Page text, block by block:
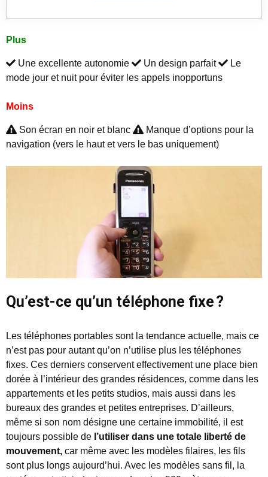
Plus
Une excellente autonomie Un design parfait
Le
mode jour et nuit pour éviter les appels inopportuns
Moins
Son écran en noir et blanc
Manque d’options pour la
navigation (vers le haut et vers le bas uniquement)
Qu’est-ce qu’un téléphone fixe ?
Les téléphones portables sont la tendance actuelle, mais ce
n’est pas pour autant qu’on n’utilise plus les téléphones
fixes. Ces derniers conservent effectivement une place bien
dorée à l’intérieur des grandes résidences, comme dans les
appartements et les petits studios, mais aussi dans les
bureaux des grandes et petites entreprises. D’ailleurs,
même si son nom désigne une certaine immobilité, il est
toujours possible de l’utiliser dans une totale liberté de
mouvement, car même avec les modèles filaires, les fils
sont plus longs aujourd’hui. Avec les modèles sans fil, la